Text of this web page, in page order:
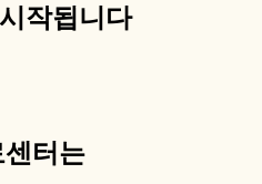
작됩니다
터는